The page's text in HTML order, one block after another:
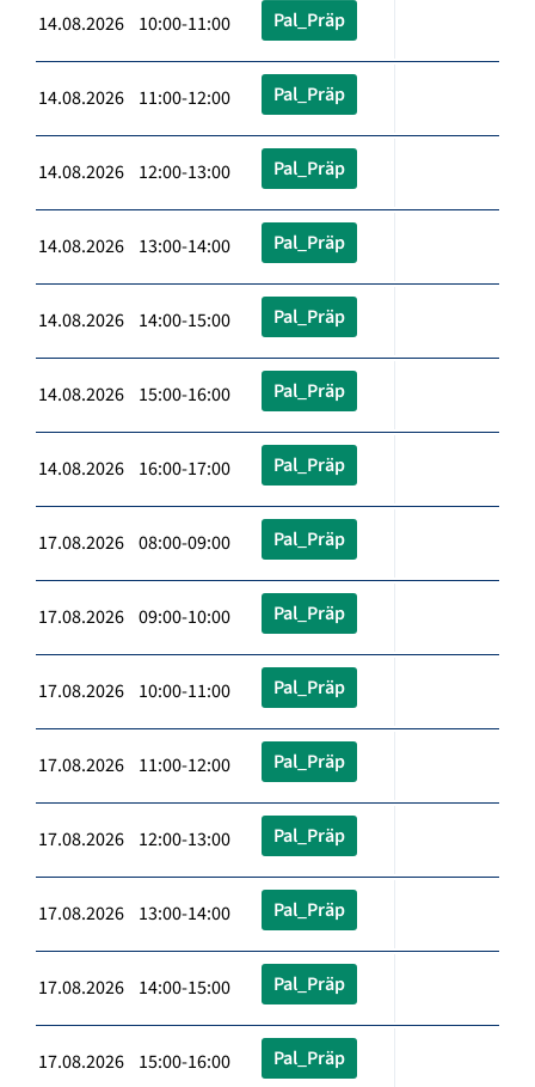
14.08.2026 10:00-11:00 Pal_Präp
14.08.2026 11:00-12:00 Pal_Präp
14.08.2026 12:00-13:00 Pal_Präp
14.08.2026 13:00-14:00 Pal_Präp
14.08.2026 14:00-15:00 Pal_Präp
14.08.2026 15:00-16:00 Pal_Präp
14.08.2026 16:00-17:00 Pal_Präp
17.08.2026 08:00-09:00 Pal_Präp
17.08.2026 09:00-10:00 Pal_Präp
17.08.2026 10:00-11:00 Pal_Präp
17.08.2026 11:00-12:00 Pal_Präp
17.08.2026 12:00-13:00 Pal_Präp
17.08.2026 13:00-14:00 Pal_Präp
17.08.2026 14:00-15:00 Pal_Präp
17.08.2026 15:00-16:00 Pal_Präp